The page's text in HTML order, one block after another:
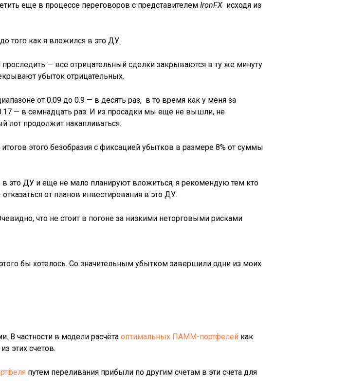
еще в процессе переговоров с представителем IronFX исходя из
того как я вложился в это ДУ.
— все отрицательный сделки закрываются в ту же минуту
убыток отрицательных.
от 0.09 до 0.9 — в десять раз, в то время как у меня за
— в семнадцать раз. И из просадки мы еще не вышли, не
лот продолжит накапливаться.
этого безобразия с фиксацией убытков в размере 8% от суммы
это ДУ и еще не мало планируют вложиться, я рекомендую тем кто
от планов инвестирования в это ДУ.
что не стоит в погоне за низкими неторговыми рисками
бы хотелось. Со значительным убытком завершили одни из моих
В частности в модели расчёта оптимальных ПАММ-портфелей как
этих счетов.
путем переливания прибыли по другим счетам в эти счета для